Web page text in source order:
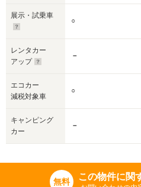
展示・試乗車
○
レンタカー
アップ
－
エコカー
減税対象車
○
キャンピング
カー
－
無料 この物件に関